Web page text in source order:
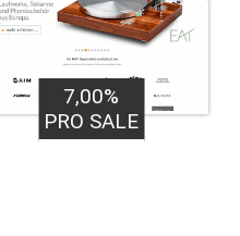
7,00%
PRO SALE